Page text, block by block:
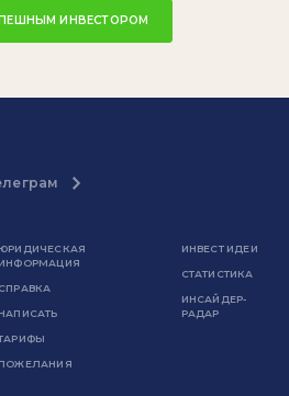
ИНВЕСТОРОМ
ЮРИДИЧЕСКАЯ
ИНФОРМАЦИЯ
СПРАВКА
НАПИСАТЬ
ПОЖЕЛАНИЯ
ИНВЕСТ ИДЕИ
СТАТИСТИКА
ИНСАЙДЕР-
РАДАР